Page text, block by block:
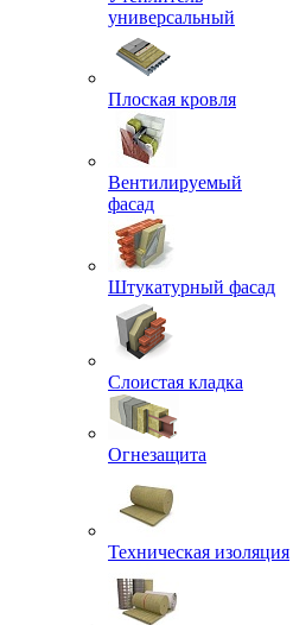
универсальный
Плоская кровля
Вентилируемый
фасад
Штукатурный фасад
Слоистая кладка
Огнезащита
Техническая изоляция